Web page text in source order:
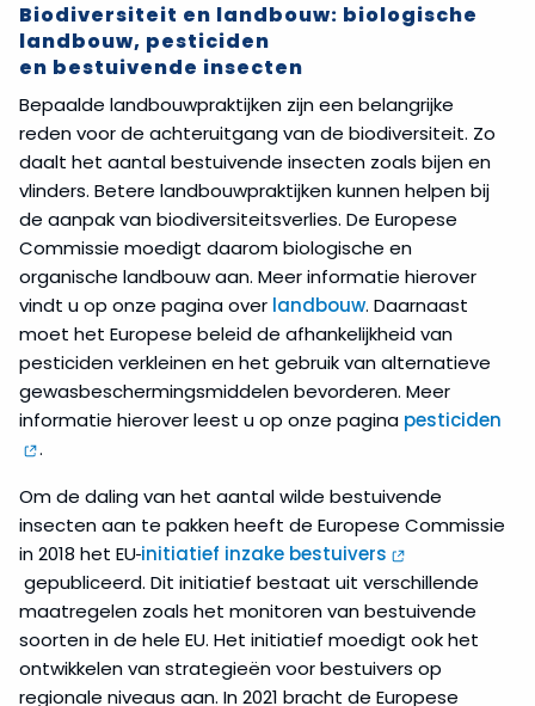
Biodiversiteit en landbouw: biologische
landbouw, pesticiden
en bestuivende insecten
Bepaalde landbouwpraktijken zijn een belangrijke
reden voor de achteruitgang van de biodiversiteit. Zo
daalt het aantal bestuivende insecten zoals bijen en
vlinders. Betere landbouwpraktijken kunnen helpen bij
de aanpak van biodiversiteitsverlies. De Europese
Commissie moedigt daarom biologische en
organische landbouw aan. Meer informatie hierover
vindt u op onze pagina over landbouw. Daarnaast
moet het Europese beleid de afhankelijkheid van
pesticiden verkleinen en het gebruik van alternatieve
gewasbeschermingsmiddelen bevorderen. Meer
informatie hierover leest u op onze pagina pesticiden
.
Om de daling van het aantal wilde bestuivende
insecten aan te pakken heeft de Europese Commissie
in 2018 het EU initiatief inzake bestuivers
gepubliceerd. Dit initiatief bestaat uit verschillende
maatregelen zoals het monitoren van bestuivende
soorten in de hele EU. Het initiatief moedigt ook het
ontwikkelen van strategieën voor bestuivers op
regionale niveaus aan. In 2021 bracht de Europese